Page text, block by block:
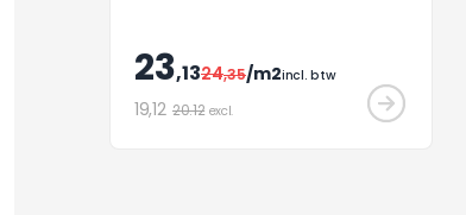
antimicrobiële effect binnen 24 uur
voor interieurafwerking.
23,1324,35/m2incl. btw
19,12 20.12 excl.